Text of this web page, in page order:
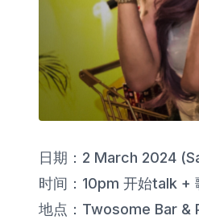
日期：2 March 2024
时间：10pm 开始talk +
地点：Twosome Bar &